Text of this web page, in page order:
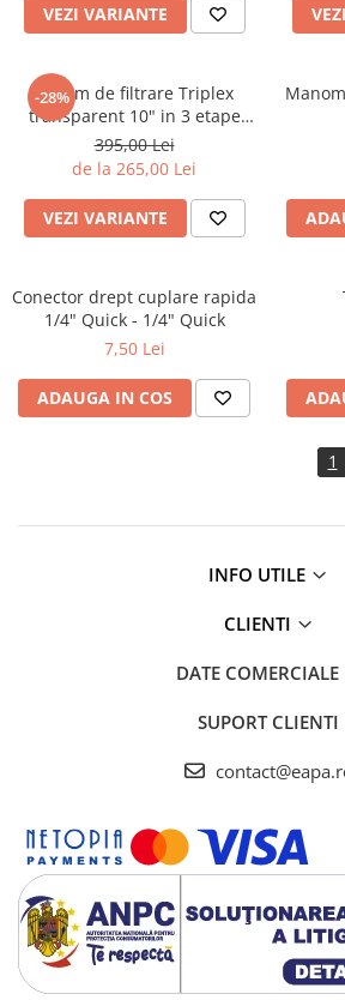
VEZI VARIANTE
-28%
Sistem de filtrare Triplex
transparent 10" in 3 etape
Aquafilter FHPRCLx-3B-TRIPLE
395,00 Lei
de la 265,00 Lei
VEZI VARIANTE
Conector drept cuplare rapida
1/4" Quick - 1/4" Quick
7,50 Lei
ADAUGA IN COS
1
INFO UTILE
CLIENTI
DATE COMERCIALE
SUPORT CLIENTI